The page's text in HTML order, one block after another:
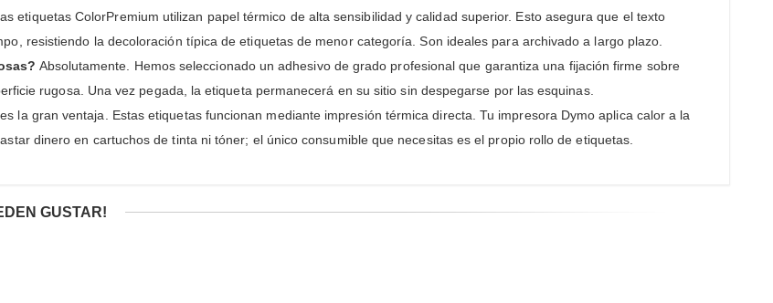
etiquetas ColorPremium utilizan papel térmico de alta sensibilidad y calidad superior. Esto asegura que el texto
resistiendo la decoloración típica de etiquetas de menor categoría. Son ideales para archivado a largo plazo.
Absolutamente. Hemos seleccionado un adhesivo de grado profesional que garantiza una fijación firme sobre
rugosa. Una vez pegada, la etiqueta permanecerá en su sitio sin despegarse por las esquinas.
la gran ventaja. Estas etiquetas funcionan mediante impresión térmica directa. Tu impresora Dymo aplica calor a la
dinero en cartuchos de tinta ni tóner; el único consumible que necesitas es el propio rollo de etiquetas.
GUSTAR!